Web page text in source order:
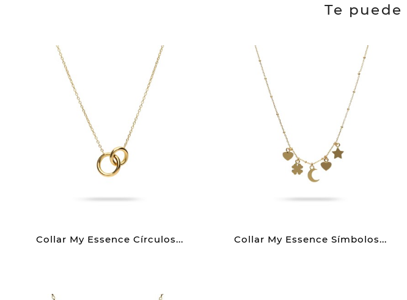
Te
Collar My Essence Círculos... Collar My Essence Símbolos...